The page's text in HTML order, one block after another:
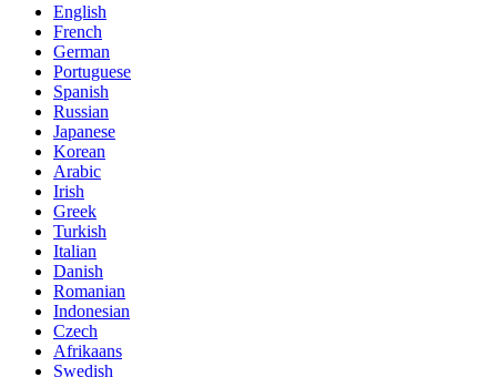
English
French
German
Portuguese
Spanish
Russian
Japanese
Korean
Arabic
Irish
Greek
Turkish
Italian
Danish
Romanian
Indonesian
Czech
Afrikaans
Swedish